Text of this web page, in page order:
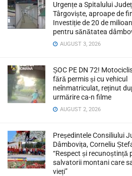
Urgențe a Spitalului
Târgoviște, aproape de
Investiție de 20 de
pentru sănătatea
AUGUST 3, 2026
ȘOC PE DN 72!
fără permis și cu vehicul
neînmatriculat, reținut
urmărire ca-n filme
AUGUST 2, 2026
Președintele Consiliului
Dâmbovița, Corneliu
“Respect și recunoștință
salvatorii montani care
vieți”